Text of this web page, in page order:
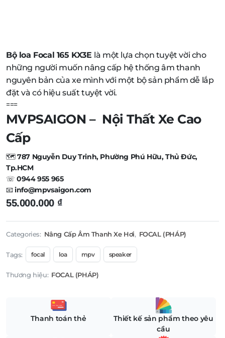
Bộ loa Focal 165 KX3E là một lựa chọn tuyệt vời cho
những người muốn nâng cấp hệ thống âm thanh
nguyên bản của xe mình với một bộ sản phẩm dễ lắp
đặt và có hiệu suất tuyệt vời.
===
MVPSAIGON – Nội Thất Xe Cao
Cấp
🗺️787 Nguyễn Duy Trinh, Phường Phú Hữu, Thủ Đức,
Tp.HCM
☏0944 955 965
📧info@mpvsaigon.com
55.000.000 ₫
Categories: Nâng Cấp Âm Thanh Xe Hơi, FOCAL (PHÁP)
Tags: focal loa mpv speaker
Thương hiệu: FOCAL (PHÁP)
Thanh toán thẻ
Thiết kế sản phẩm theo yêu
cầu